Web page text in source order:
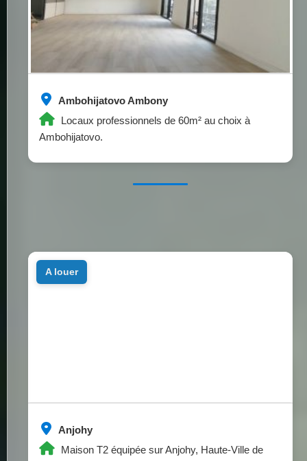
Ambohijatovo Ambony
Locaux professionnels de 60m² au choix à
Ambohijatovo.
Anjohy
Maison T2 équipée sur Anjohy, Haute-Ville de
a louer